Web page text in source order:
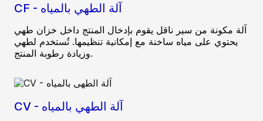
CF - آلة الطهي بالمياه
آلة مكونة من سير ناقل يقوم بإدخال المنتج داخل خزان طهي
يحتوي على مياه ساخنة مع إمكانية تنظيمها. تُستخدم لطهي
وزيادة رطوبة المنتج.
CV - آلة الطهي بالمياه